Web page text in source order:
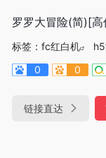
罗罗大冒险(简)[
标签： fc红白机
0
0
链接直达